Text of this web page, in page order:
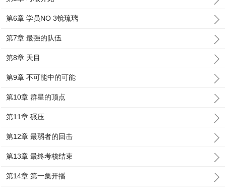
第6章 学员NO 3镜琉璃
第7章 最强的队伍
第8章 天目
第9章 不可能中的可能
第10章 群星的顶点
第11章 碾压
第12章 最弱者的回击
第13章 最终考核结束
第14章 第一集开播